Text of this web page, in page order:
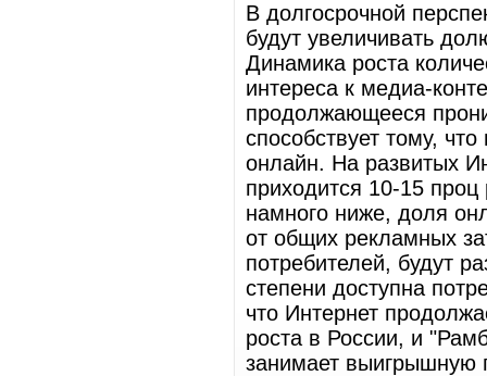
В долгосрочной
будут увеличивать
Динамика роста
интереса к медиа-
продолжающееся
способствует тому,
онлайн. На развитых
приходится 10-15
намного ниже, доля
от общих рекламных
потребителей, будут
степени доступна
что Интернет
роста в России, и
занимает выигрышную